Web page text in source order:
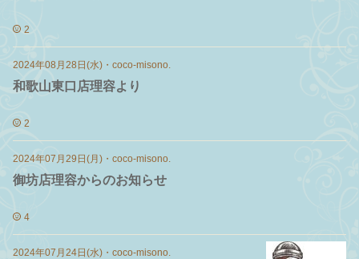
2
2024年08月28日(水) ・ coco-misono.
和歌山東口店理容より
2
2024年07月29日(月) ・ coco-misono.
御坊店理容からのお知らせ
4
2024年07月24日(水) ・ coco-misono.